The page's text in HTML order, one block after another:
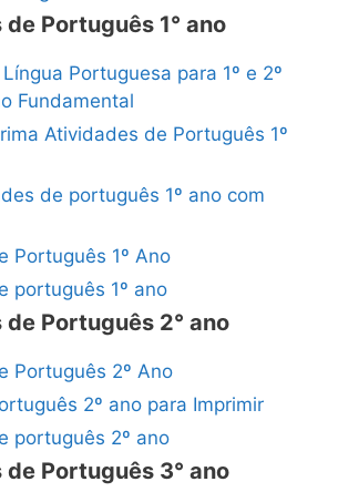
Português 1° ano
Portuguesa para 1º e 2º
Fundamental
Atividades de Português 1º
de português 1º ano com
Português 1º Ano
português 1º ano
Português 2° ano
Português 2º Ano
2º ano para Imprimir
português 2º ano
Português 3° ano